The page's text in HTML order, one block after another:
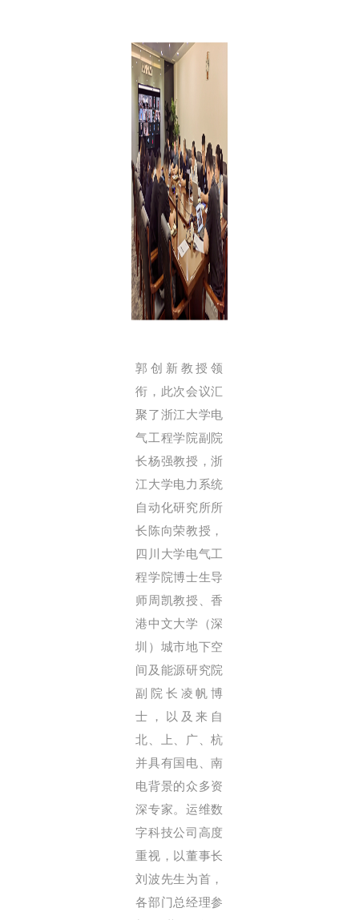
郭创新教授领
衔，此次会议汇
聚了浙江大学电
气工程学院副院
长杨强教授，浙
江大学电力系统
自动化研究所所
长陈向荣教授，
四川大学电气工
程学院博士生导
师周凯教授、香
港中文大学（深
圳）城市地下空
间及能源研究院
副院长凌帆博
士，以及来自
北、上、广、杭
并具有国电、南
电背景的众多资
深专家。运维数
字科技公司高度
重视，以董事长
刘波先生为首，
各部门总经理参